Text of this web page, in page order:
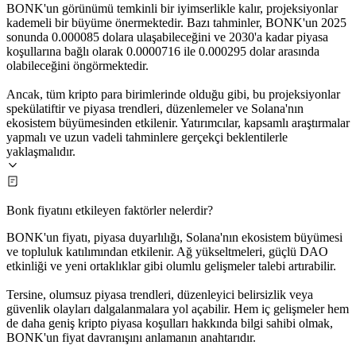
BONK'un görünümü temkinli bir iyimserlikle kalır, projeksiyonlar
kademeli bir büyüme önermektedir. Bazı tahminler, BONK'un 2025
sonunda 0.000085 dolara ulaşabileceğini ve 2030'a kadar piyasa
koşullarına bağlı olarak 0.0000716 ile 0.000295 dolar arasında
olabileceğini öngörmektedir.
Ancak, tüm kripto para birimlerinde olduğu gibi, bu projeksiyonlar
spekülatiftir ve piyasa trendleri, düzenlemeler ve Solana'nın
ekosistem büyümesinden etkilenir. Yatırımcılar, kapsamlı araştırmalar
yapmalı ve uzun vadeli tahminlere gerçekçi beklentilerle
yaklaşmalıdır.
Bonk fiyatını etkileyen faktörler nelerdir?
BONK'un fiyatı, piyasa duyarlılığı, Solana'nın ekosistem büyümesi
ve topluluk katılımından etkilenir. Ağ yükseltmeleri, güçlü DAO
etkinliği ve yeni ortaklıklar gibi olumlu gelişmeler talebi artırabilir.
Tersine, olumsuz piyasa trendleri, düzenleyici belirsizlik veya
güvenlik olayları dalgalanmalara yol açabilir. Hem iç gelişmeler hem
de daha geniş kripto piyasa koşulları hakkında bilgi sahibi olmak,
BONK'un fiyat davranışını anlamanın anahtarıdır.